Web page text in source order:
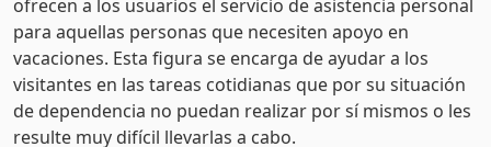
ofrecen a los usuarios el servicio de asistencia personal
para aquellas personas que necesiten apoyo en
vacaciones. Esta figura se encarga de ayudar a los
visitantes en las tareas cotidianas que por su situación
de dependencia no puedan realizar por sí mismos o les
resulte muy difícil llevarlas a cabo.